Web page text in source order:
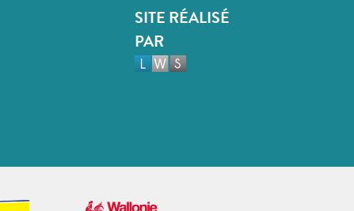
SITE RÉALISÉ
PAR